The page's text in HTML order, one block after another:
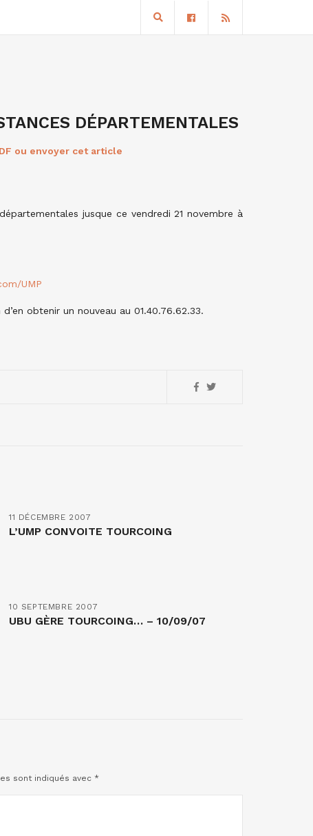
DÉPARTEMENTALES
ou envoyer cet article
jusque ce vendredi 21 novembre à
UMP
obtenir un nouveau au 01.40.76.62.33.
11 DÉCEMBRE 2007
L’UMP CONVOITE TOURCOING
10 SEPTEMBRE 2007
UBU GÈRE TOURCOING… – 10/09/07
sont indiqués avec *